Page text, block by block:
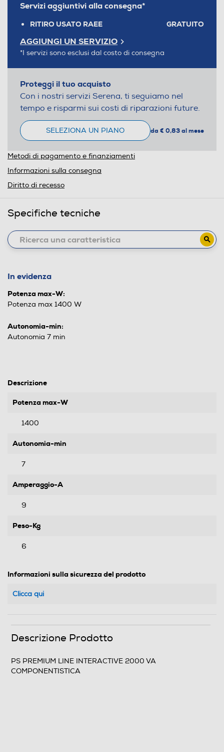
Servizi aggiuntivi alla consegna*
RITIRO USATO RAEE GRATUITO
AGGIUNGI UN SERVIZIO
*I servizi sono esclusi dal costo di consegna
Proteggi il tuo acquisto
Con i nostri servizi Serena, ti seguiamo nel
tempo e risparmi sui costi di riparazioni future.
SELEZIONA UN PIANO da € 0,83 al mese
Metodi di pagamento e finanziamenti
Informazioni sulla consegna
Diritto di recesso
Specifiche tecniche
In evidenza
Potenza max-W:
Potenza max 1400 W
Autonomia-min:
Autonomia 7 min
Descrizione
Potenza max-W
1400
Autonomia-min
7
Amperaggio-A
9
Peso-Kg
6
Informazioni sulla sicurezza del prodotto
Clicca qui
Descrizione Prodotto
PS PREMIUM LINE INTERACTIVE 2000 VA
COMPONENTISTICA